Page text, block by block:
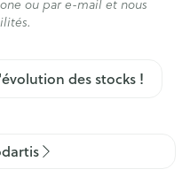
des stocks !
ou par e-mail et nous